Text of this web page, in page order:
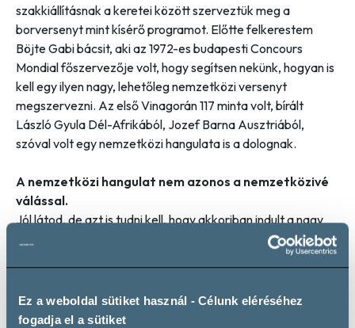
Ez a weboldal sütiket használ - Célunk eléréséhez
fogadja el a sütiket
szakkiállításnak a keretei között szerveztük meg a
borversenyt mint kísérő programot. Előtte felkerestem
Böjte Gabi bácsit, aki az 1972-es budapesti Concours
Mondial főszervezője volt, hogy segítsen nekünk, hogyan is
kell egy ilyen nagy, lehetőleg nemzetközi versenyt
megszervezni. Az első Vinagorán 117 minta volt, bírált
László Gyula Dél-Afrikából, Jozef Barna Ausztriából,
szóval volt egy nemzetközi hangulata is a dolognak.
A nemzetközi hangulat nem azonos a nemzetközivé
válással.
Jól látod, de azt is tudni kell, hogy akkoriban indult a nagy
nemzetközi borverseny boom és mi szinte az elejétől ennek
a részesei voltunk. 1994-ben Louis Havaux meghívott a
Bruxelles – a szerk.), ahol már 900 mintával dolgoztak.
Akkoriban a borversenyek az OIV szabályait követték, de